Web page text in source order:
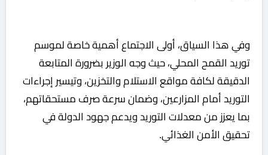
وفي هذا السياق، أولى الاجتماع أهمية خاصة لموسم
توريد القمح المحلي، حيث وجه الوزير بضرورة المتابعة
الدقيقة لكافة مواقع الاستلام والتخزين، وتيسير إجراءات
التوريد أمام المزارعين، وضمان سرعة صرف مستحقاتهم،
بما يعزز من معدلات التوريد ويدعم جهود الدولة في
تحقيق الأمن الغذائي.